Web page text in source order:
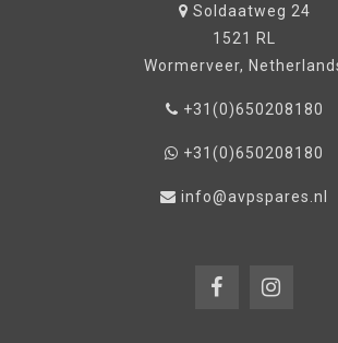
Soldaatweg 24
1521 RL
Wormerveer,
+31(0)650208180
+31(0)650208180
info@avpspares.nl